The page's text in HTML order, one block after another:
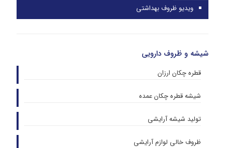
ویدیو ظروف بهداشتی
شیشه و ظروف دارویی
قطره چکان ارزان
شیشه قطره چکان عمده
تولید شیشه آرایشی
ظروف خالی لوازم آرایشی